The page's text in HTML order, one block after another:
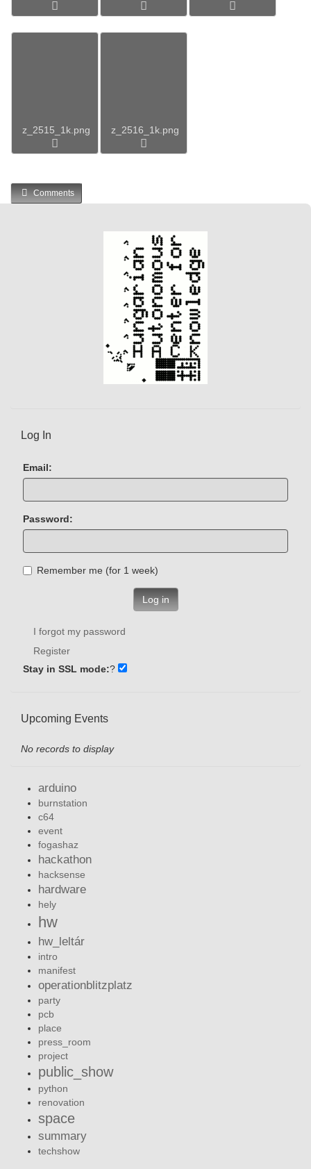
z_2515_1k.png z_2516_1k.png
Comments
Log In
Email:
Password:
Remember me (for 1 week)
Log in
I forgot my password
Register
Stay in SSL mode:?
Upcoming Events
No records to display
arduino
burnstation
c64
event
fogashaz
hackathon
hacksense
hardware
hely
hw
hw_leltár
intro
manifest
operationblitzplatz
party
pcb
place
press_room
project
public_show
python
renovation
space
summary
techshow